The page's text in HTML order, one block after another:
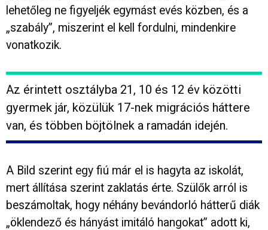
lehetőleg ne figyeljék egymást evés közben, és a
„szabály”, miszerint el kell fordulni, mindenkire
vonatkozik.
Az érintett osztályba 21, 10 és 12 év közötti
gyermek jár, közülük 17-nek migrációs háttere
van, és többen böjtölnek a ramadán idején.
A Bild szerint egy fiú már el is hagyta az iskolát,
mert állítása szerint zaklatás érte. Szülők arról is
beszámoltak, hogy néhány bevándorló hátterű diák
„öklendező és hányást imitáló hangokat” adott ki,